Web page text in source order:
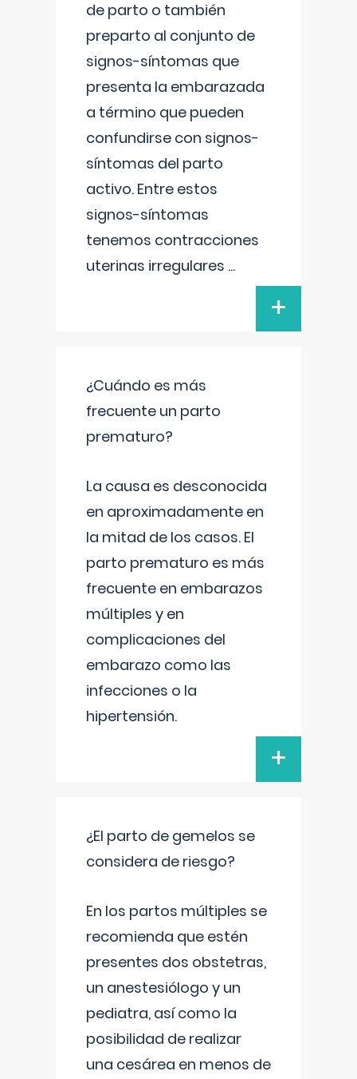
de parto o también
preparto al conjunto de
signos-síntomas que
presenta la embarazada
a término que pueden
confundirse con signos-
síntomas del parto
activo. Entre estos
signos-síntomas
tenemos contracciones
uterinas irregulares ...
+
¿Cuándo es más
frecuente un parto
prematuro?
La causa es desconocida
en aproximadamente en
la mitad de los casos. El
parto prematuro es más
frecuente en embarazos
múltiples y en
complicaciones del
embarazo como las
infecciones o la
hipertensión.
+
¿El parto de gemelos se
considera de riesgo?
En los partos múltiples se
recomienda que estén
presentes dos obstetras,
un anestesiólogo y un
pediatra, así como la
posibilidad de realizar
una cesárea en menos de